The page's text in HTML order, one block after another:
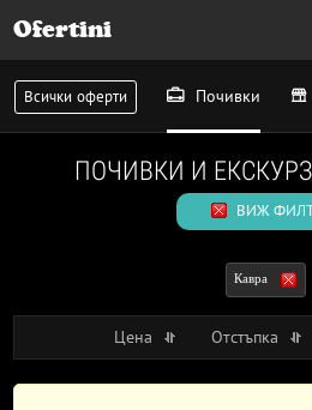
Ofertini
Всички оферти Почивки
ПОЧИВКИ И
ВИЖ
Кавра
Цена Отстъпка